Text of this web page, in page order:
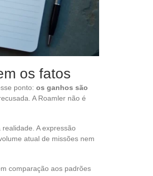
os fatos
ponto: os ganhos são
A Roamler não é
A expressão
atual de missões nem
comparação aos padrões